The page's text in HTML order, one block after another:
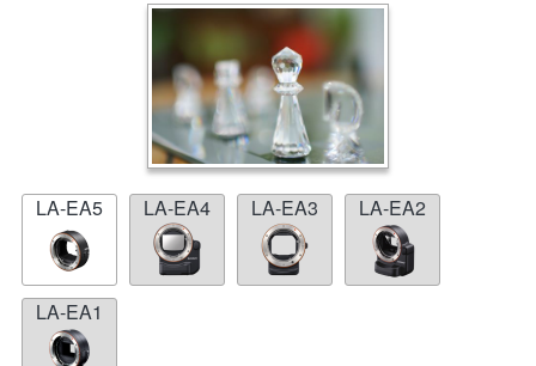
LA-EA5 LA-EA4 LA-EA3 LA-EA2
LA-EA1